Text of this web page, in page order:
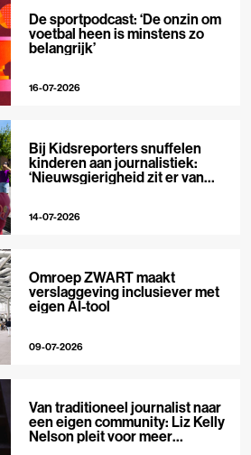
De sportpodcast: ‘De onzin om
voetbal heen is minstens zo
belangrijk’
16-07-2026
Bij Kidsreporters snuffelen
kinderen aan journalistiek:
‘Nieuwsgierigheid zit er van
14-07-2026
Omroep ZWART maakt
verslaggeving inclusiever met
eigen AI-tool
09-07-2026
Van traditioneel journalist naar
een eigen community: Liz Kelly
Nelson pleit voor meer